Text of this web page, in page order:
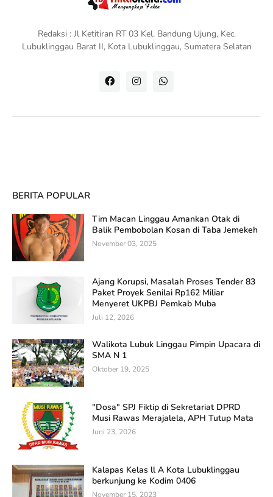
Redaksi : Jl Ketitiran RT 03 Kel. Bandung Ujung, Kec.
Lubuklinggau Barat II, Kota Lubuklinggau, Sumatera Selatan
BERITA POPULAR
Tim Macan Linggau Amankan Otak di
Balik Pembobolan Kosan di Taba Jemekeh
November 03, 2025
Ajang Korupsi, Masalah Proses Tender 83
Paket Proyek Senilai Rp162 Miliar
Menyeret UKPBJ Pemkab Muba
Juli 12, 2026
Walikota Lubuk Linggau Pimpin Upacara di
SMA N 1
Oktober 19, 2025
"Dosa" SPJ Fiktip di Sekretariat DPRD
Musi Rawas Merajalela, APH Tutup Mata
Juni 23, 2026
Kalapas Kelas ll A Kota Lubuklinggau
berkunjung ke Kodim 0406
November 15, 2023